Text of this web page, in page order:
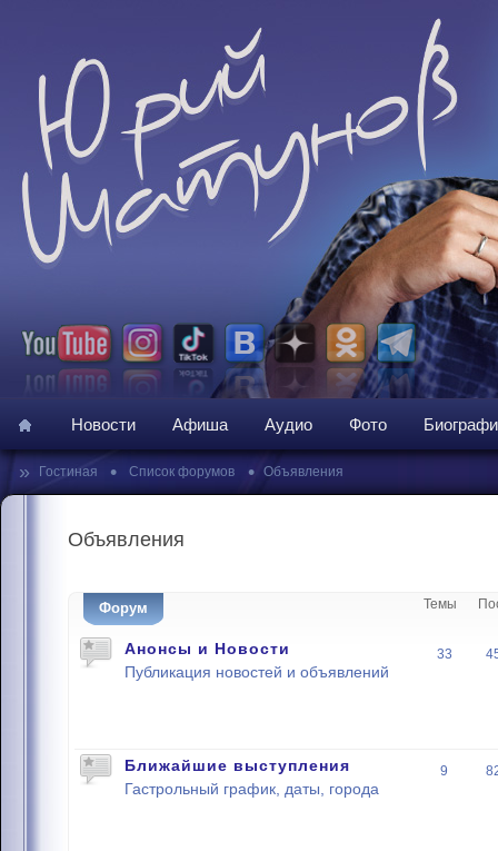
Новости Афиша Аудио Фото
» Гостиная • Список форумов • Объявления
Объявления
Форум Темы
Анонсы и Новости
Публикация новостей и объявлений
33
Ближайшие выступления
Гастрольный график, даты, города
9